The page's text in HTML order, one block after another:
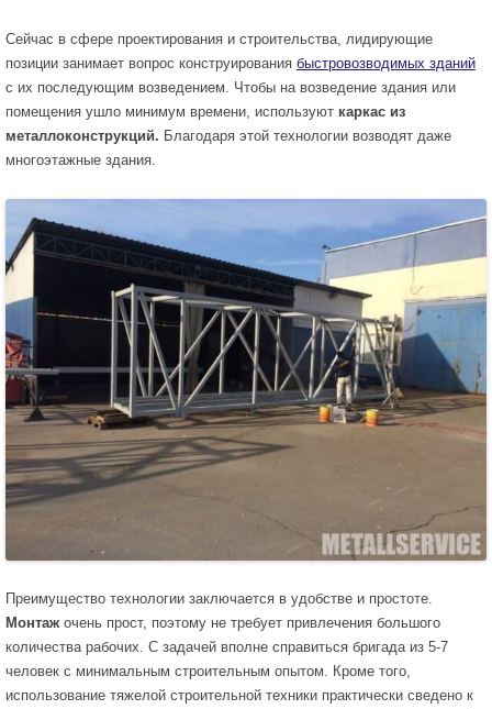
Сейчас в сфере проектирования и строительства, лидирующие
позиции занимает вопрос конструирования быстровозводимых зданий
с их последующим возведением. Чтобы на возведение здания или
помещения ушло минимум времени, используют каркас из
металлоконструкций. Благодаря этой технологии возводят даже
многоэтажные здания.
Преимущество технологии заключается в удобстве и простоте.
Монтаж очень прост, поэтому не требует привлечения большого
количества рабочих. С задачей вполне справиться бригада из 5-7
человек с минимальным строительным опытом. Кроме того,
использование тяжелой строительной техники практически сведено к